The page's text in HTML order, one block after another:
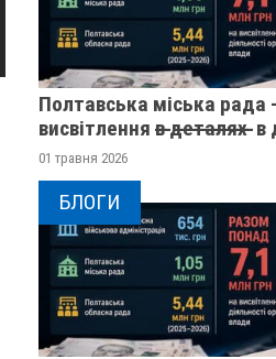
Полтавська міська рада
висвітлення в̶ ̶д̶е̶т̶а̶л̶я̶х̶
01 травня 2026
БЛОГИ